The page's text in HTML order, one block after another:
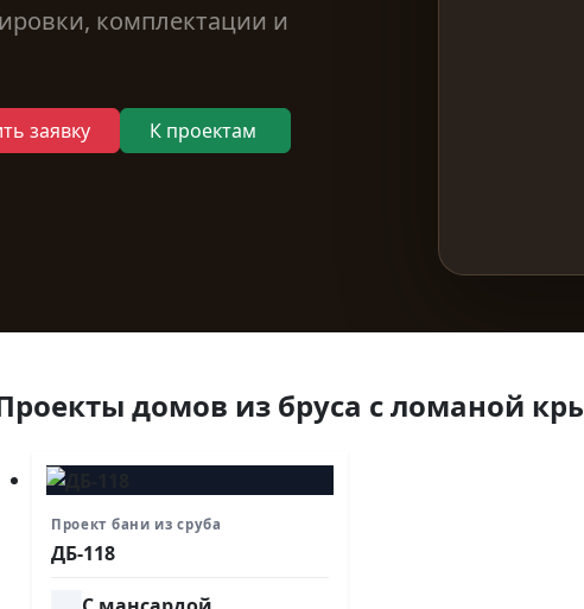
комплектации и
заявку К проектам
домов из бруса с ломаной
Проект бани из сруба
ДБ-118